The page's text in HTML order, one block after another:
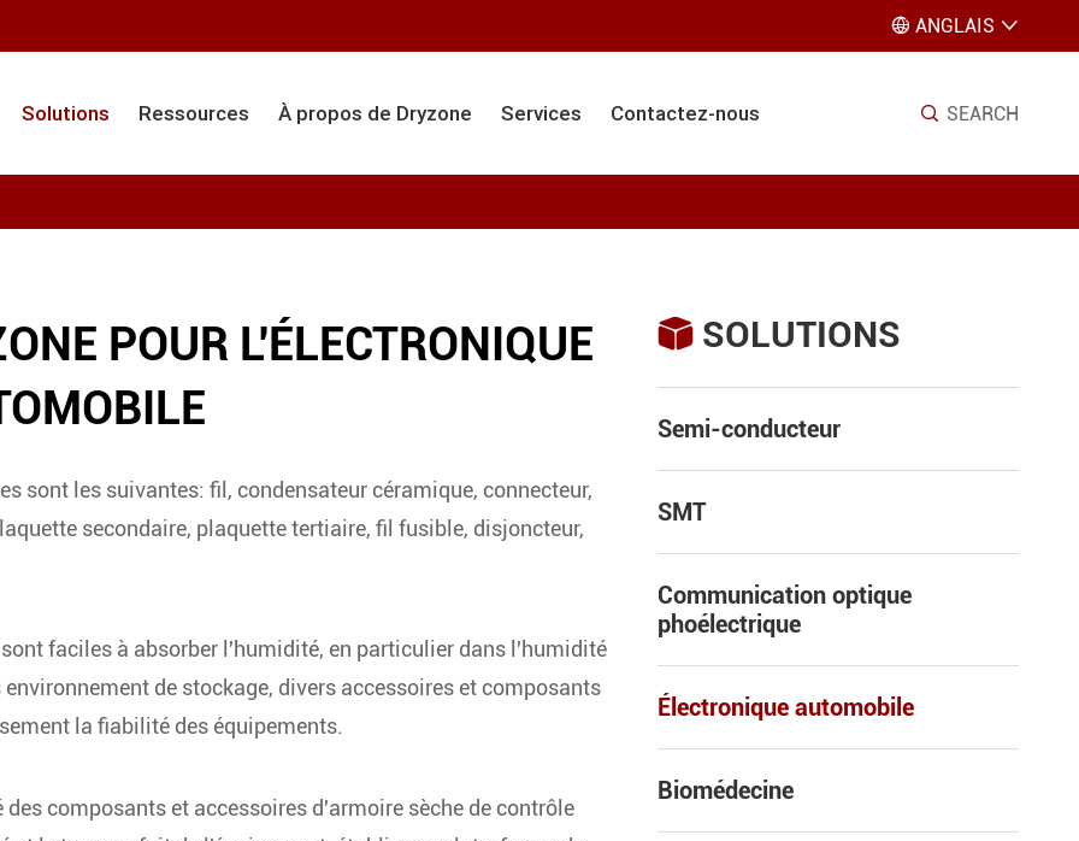
 ANGLAIS 
Solutions Ressources À propos de Dryzone Services Contactez-nous  SEARCH
POUR L'ÉLECTRONIQUE
sont les suivantes: fil, condensateur céramique, connecteur,
secondaire, plaquette tertiaire, fil fusible, disjoncteur,
faciles à absorber l'humidité, en particulier dans l'humidité
de stockage, divers accessoires et composants
la fiabilité des équipements.
composants et accessoires d'armoire sèche de contrôle
 SOLUTIONS
Semi-conducteur
SMT
Communication optique
phoélectrique
Électronique automobile
Biomédecine